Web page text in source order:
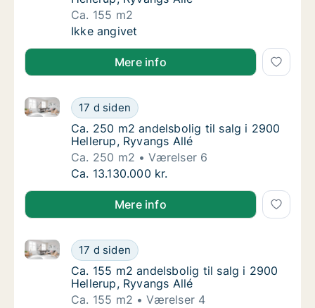
Ca. 155 m2
Ca. 155 m2 andelsbolig til salg i 2900
Ikke angivet
Mere info
Ca. 250 m2 andelsbolig til salg i 2900
17 d siden
Ca. 250 m2 andelsbolig til salg i 2900 Hellerup,
Ca. 250 m2 andelsbolig til salg i 2900
Ca. 250 m2 andelsbolig til salg i 2900
Hellerup, Ryvangs Allé
Ca. 250 m2
Værelser 6
Ca. 250 m2 andelsbolig til salg i 2900
Ca. 13.130.000 kr.
Mere info
Ca. 155 m2 andelsbolig til salg i 2900
17 d siden
Ca. 155 m2 andelsbolig til salg i 2900 Hellerup,
Ca. 155 m2 andelsbolig til salg i 2900
Ca. 155 m2 andelsbolig til salg i 2900
Hellerup, Ryvangs Allé
Ca. 155 m2
Værelser 4